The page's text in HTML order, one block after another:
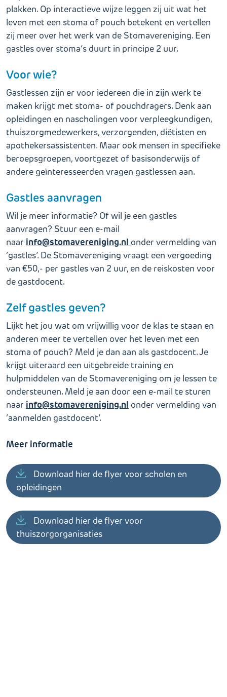
plakken. Op interactieve wijze leggen zij uit wat het
leven met een stoma of pouch betekent en vertellen
zij meer over het werk van de Stomavereniging. Een
gastles over stoma’s duurt in principe 2 uur.
Voor wie?
Gastlessen zijn er voor iedereen die in zijn werk te
maken krijgt met stoma- of pouchdragers. Denk aan
opleidingen en nascholingen voor verpleegkundigen,
thuiszorgmedewerkers, verzorgenden, diëtisten en
apothekersassistenten. Maar ook mensen in specifieke
beroepsgroepen, voortgezet of basisonderwijs of
andere geïnteresseerden vragen gastlessen aan.
Gastles aanvragen
Wil je meer informatie? Of wil je een gastles
aanvragen? Stuur een e-mail
naar info@stomavereniging.nl onder vermelding van
‘gastles’. De Stomavereniging vraagt een vergoeding
van €50,- per gastles van 2 uur, en de reiskosten voor
de gastdocent.
Zelf gastles geven?
Lijkt het jou wat om vrijwillig voor de klas te staan en
anderen meer te vertellen over het leven met een
stoma of pouch? Meld je dan aan als gastdocent. Je
krijgt uiteraard een uitgebreide training en
hulpmiddelen van de Stomavereniging om je lessen te
ondersteunen. Meld je aan door een e-mail te sturen
naar info@stomavereniging.nl onder vermelding van
‘aanmelden gastdocent’.
Meer informatie
Download hier de flyer voor scholen en
opleidingen
Download hier de flyer voor
thuiszorgorganisaties